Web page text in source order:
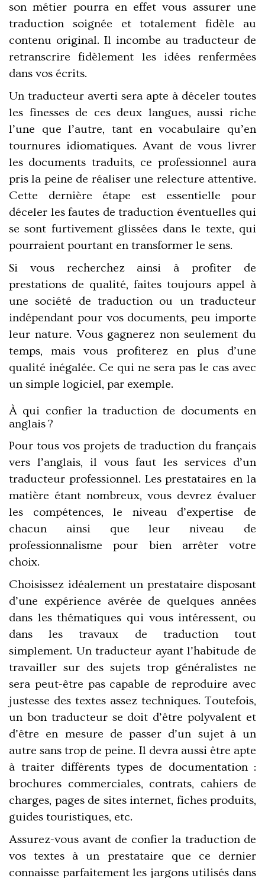
son métier pourra en effet vous assurer une
traduction soignée et totalement fidèle au
contenu original. Il incombe au traducteur de
retranscrire fidèlement les idées renfermées
dans vos écrits.
Un traducteur averti sera apte à déceler toutes
les finesses de ces deux langues, aussi riche
l’une que l’autre, tant en vocabulaire qu’en
tournures idiomatiques. Avant de vous livrer
les documents traduits, ce professionnel aura
pris la peine de réaliser une relecture attentive.
Cette dernière étape est essentielle pour
déceler les fautes de traduction éventuelles qui
se sont furtivement glissées dans le texte, qui
pourraient pourtant en transformer le sens.
Si vous recherchez ainsi à profiter de
prestations de qualité, faites toujours appel à
une société de traduction ou un traducteur
indépendant pour vos documents, peu importe
leur nature. Vous gagnerez non seulement du
temps, mais vous profiterez en plus d’une
qualité inégalée. Ce qui ne sera pas le cas avec
un simple logiciel, par exemple.
À qui confier la traduction de documents en
anglais ?
Pour tous vos projets de traduction du français
vers l’anglais, il vous faut les services d’un
traducteur professionnel. Les prestataires en la
matière étant nombreux, vous devrez évaluer
les compétences, le niveau d’expertise de
chacun ainsi que leur niveau de
professionnalisme pour bien arrêter votre
choix.
Choisissez idéalement un prestataire disposant
d’une expérience avérée de quelques années
dans les thématiques qui vous intéressent, ou
dans les travaux de traduction tout
simplement. Un traducteur ayant l’habitude de
travailler sur des sujets trop généralistes ne
sera peut-être pas capable de reproduire avec
justesse des textes assez techniques. Toutefois,
un bon traducteur se doit d’être polyvalent et
d’être en mesure de passer d’un sujet à un
autre sans trop de peine. Il devra aussi être apte
à traiter différents types de documentation :
brochures commerciales, contrats, cahiers de
charges, pages de sites internet, fiches produits,
guides touristiques, etc.
Assurez-vous avant de confier la traduction de
vos textes à un prestataire que ce dernier
connaisse parfaitement les jargons utilisés dans